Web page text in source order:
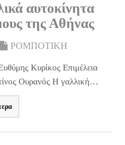
αυτοκίνητα
της Αθήνας
ΡΟΜΠΟΤΙΚΗ
Κυρίκος Επιμέλεια
Ουρανός Η γαλλική…